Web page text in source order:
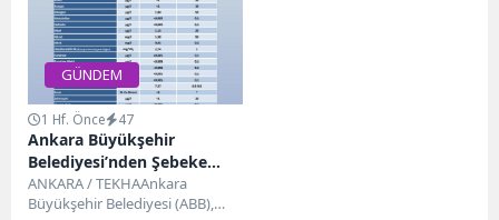
GÜNDEM
1 Hf. Önce 47
Ankara Büyükşehir
Belediyesi’nden Şebeke
Suyu İddialarına Yanıt
ANKARA / TEKHAAnkara
Büyükşehir Belediyesi (ABB),